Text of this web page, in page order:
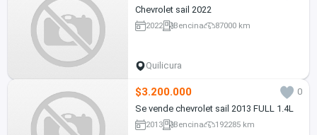
Chevrolet sail 2022
2022 Bencina 87000 km
Quilicura
$3.200.000
0
Se vende chevrolet sail 2013 FULL 1.4L
2013 Bencina 192285 km